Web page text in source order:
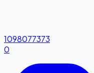
1098077373
0